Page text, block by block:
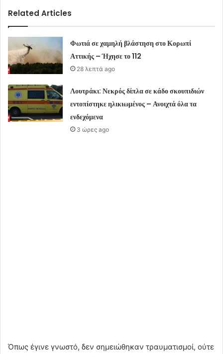
Related Articles
Φωτιά σε χαμηλή βλάστηση στο Κορωπί
Αττικής – Ήχησε το 112
28 λεπτά ago
Λουτράκι: Νεκρός δίπλα σε κάδο σκουπιδιών
εντοπίστηκε ηλικιωμένος – Ανοιχτά όλα τα
ενδεχόμενα
3 ώρες ago
Όπως έγινε γνωστό, δεν σημειώθηκαν τραυματισμοί, ούτε